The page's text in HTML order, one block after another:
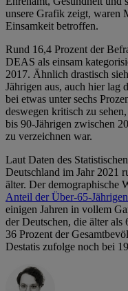
unsere Grafik zeigt, waren
Einsamkeit betroffen.
Rund 16,4 Prozent der
DEAS als einsam
2017. Ähnlich drastisch
Jährigen aus, auch hier lag
bei etwas unter sechs
deswegen kritisch zu
bis 90-Jährigen zwischen
zu verzeichnen war.
Laut Daten des
Deutschland im Jahr 2021
älter. Der demographische
Anteil der Über-65-Jährigen
einigen Jahren in vollem
der Deutschen, die älter
36 Prozent der
Destatis zufolge noch bei